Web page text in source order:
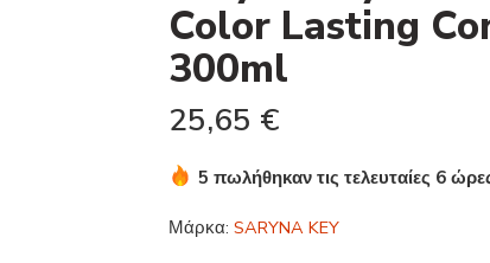
Color Lasting
300ml
25,65 €
5 πωλήθηκαν τις τελευταίες 6
Μάρκα: SARYNA KEY